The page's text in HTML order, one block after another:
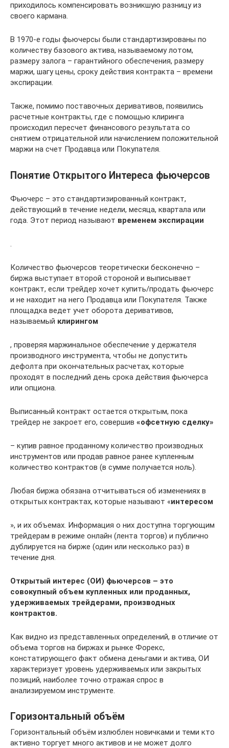
приходилось компенсировать возникшую разницу из
своего кармана.
В 1970-е годы фьючерсы были стандартизированы по
количеству базового актива, называемому лотом,
размеру залога – гарантийного обеспечения, размеру
маржи, шагу цены, сроку действия контракта – времени
экспирации.
Также, помимо поставочных деривативов, появились
расчетные контракты, где с помощью клиринга
происходил пересчет финансового результата со
снятием отрицательной или начислением положительной
маржи на счет Продавца или Покупателя.
Понятие Открытого Интереса фьючерсов
Фьючерс – это стандартизированный контракт,
действующий в течение недели, месяца, квартала или
года. Этот период называют временем экспирации
Количество фьючерсов теоретически бесконечно –
биржа выступает второй стороной и выписывает
контракт, если трейдер хочет купить/продать фьючерс
и не находит на него Продавца или Покупателя. Также
площадка ведет учет оборота деривативов,
называемый клирингом
, проверяя маржинальное обеспечение у держателя
производного инструмента, чтобы не допустить
дефолта при окончательных расчетах, которые
проходят в последний день срока действия фьючерса
или опциона.
Выписанный контракт остается открытым, пока
трейдер не закроет его, совершив «офсетную сделку»
– купив равное проданному количество производных
инструментов или продав равное ранее купленным
количество контрактов (в сумме получается ноль).
Любая биржа обязана отчитываться об изменениях в
открытых контрактах, которые называют «интересом
», и их объемах. Информация о них доступна торгующим
трейдерам в режиме онлайн (лента торгов) и публично
дублируется на бирже (один или несколько раз) в
течение дня.
Открытый интерес (ОИ) фьючерсов – это
совокупный объем купленных или проданных,
удерживаемых трейдерами, производных
контрактов.
Как видно из представленных определений, в отличие от
объема торгов на биржах и рынке Форекс,
констатирующего факт обмена деньгами и актива, ОИ
характеризует уровень удерживаемых или закрытых
позиций, наиболее точно отражая спрос в
анализируемом инструменте.
Горизонтальный объём
Горизонтальный объём излюблен новичками и теми кто
активно торгует много активов и не может долго